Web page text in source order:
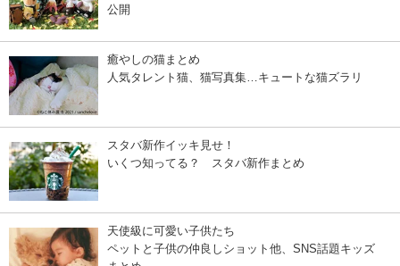
公開
癒やしの猫まとめ
人気タレント猫、猫写真集…キュートな猫ズラリ
スタバ新作イッキ見せ！
いくつ知ってる？ スタバ新作まとめ
天使級に可愛い子供たち
ペットと子供の仲良しショット他、SNS話題キッズ